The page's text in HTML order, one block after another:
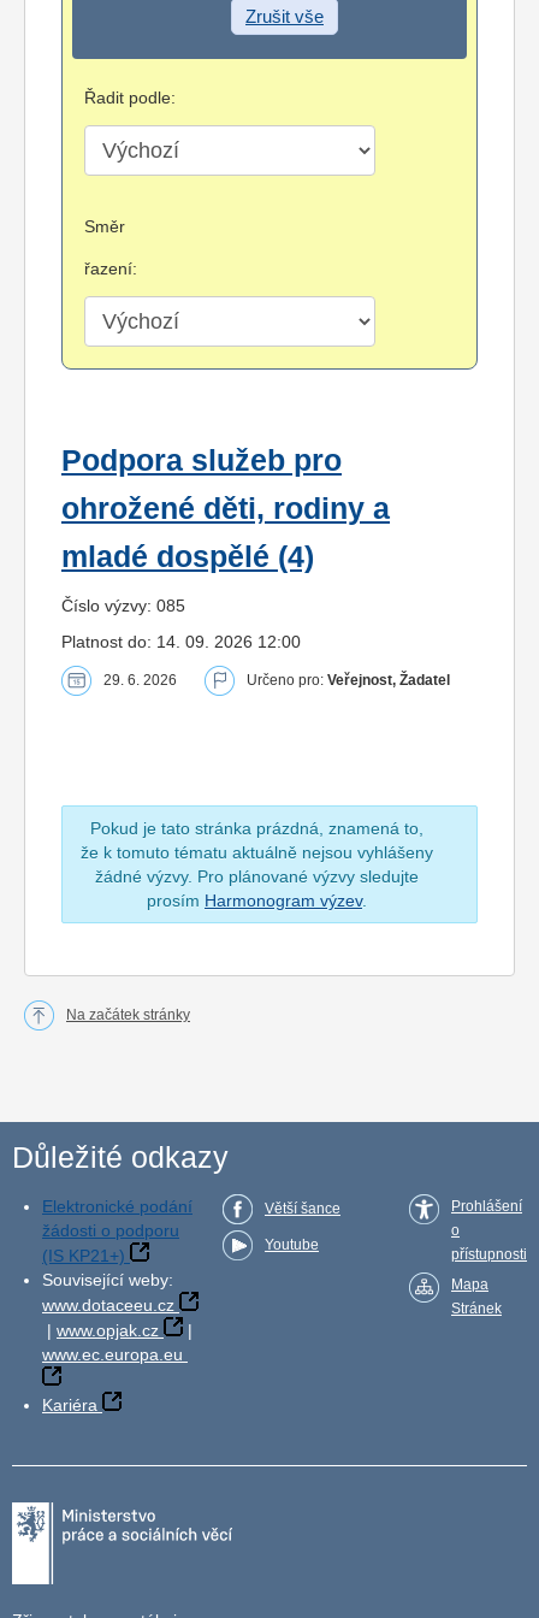
Zrušit vše
Řadit podle:
Směr
řazení:
Podpora služeb pro
ohrožené děti, rodiny a
mladé dospělé (4)
Číslo výzvy: 085
Platnost do: 14. 09. 2026 12:00
29. 6. 2026 Určeno pro: Veřejnost, Žadatel
Pokud je tato stránka prázdná, znamená to,
že k tomuto tématu aktuálně nejsou vyhlášeny
žádné výzvy. Pro plánované výzvy sledujte
prosím Harmonogram výzev.
Na začátek stránky
Důležité odkazy
Elektronické podání
žádosti o podporu
(IS KP21+)
Související weby:
www.dotaceeu.cz
| www.opjak.cz
|
www.ec.europa.eu
Kariéra
Větší šance
Youtube
Prohlášení
o
přístupnosti
Mapa
Stránek